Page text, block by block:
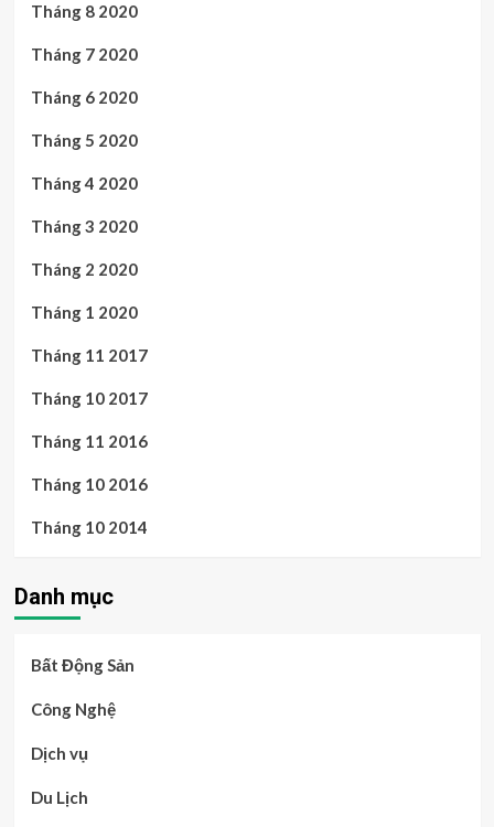
Tháng 8 2020
Tháng 7 2020
Tháng 6 2020
Tháng 5 2020
Tháng 4 2020
Tháng 3 2020
Tháng 2 2020
Tháng 1 2020
Tháng 11 2017
Tháng 10 2017
Tháng 11 2016
Tháng 10 2016
Tháng 10 2014
Danh mục
Bất Động Sản
Công Nghệ
Dịch vụ
Du Lịch